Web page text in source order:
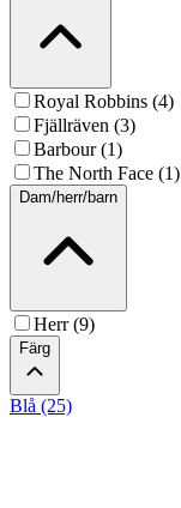
Royal Robbins (4)
Fjällräven (3)
Barbour (1)
The North Face (1)
Dam/herr/barn
Herr (9)
Färg
Blå (25)